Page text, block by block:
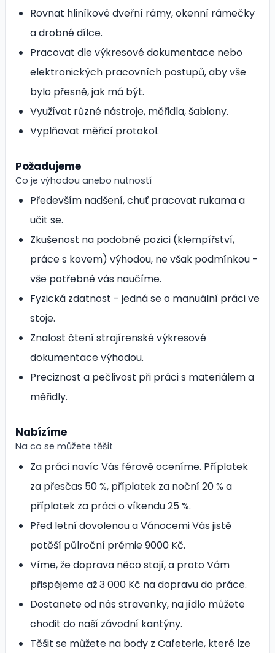
Rovnat hliníkové dveřní rámy, okenní rámečky
a drobné dílce.
Pracovat dle výkresové dokumentace nebo
elektronických pracovních postupů, aby vše
bylo přesně, jak má být.
Využívat různé nástroje, měřidla, šablony.
Vyplňovat měřicí protokol.
Požadujeme
Co je výhodou anebo nutností
Především nadšení, chuť pracovat rukama a
učit se.
Zkušenost na podobné pozici (klempířství,
práce s kovem) výhodou, ne však podmínkou -
vše potřebné vás naučíme.
Fyzická zdatnost - jedná se o manuální práci ve
stoje.
Znalost čtení strojírenské výkresové
dokumentace výhodou.
Preciznost a pečlivost při práci s materiálem a
měřidly.
Nabízíme
Na co se můžete těšit
Za práci navíc Vás férově oceníme. Příplatek
za přesčas 50 %, příplatek za noční 20 % a
příplatek za práci o víkendu 25 %.
Před letní dovolenou a Vánocemi Vás jistě
potěší půlroční prémie 9000 Kč.
Víme, že doprava něco stojí, a proto Vám
přispějeme až 3 000 Kč na dopravu do práce.
Dostanete od nás stravenky, na jídlo můžete
chodit do naší závodní kantýny.
Těšit se můžete na body z Cafeterie, které lze